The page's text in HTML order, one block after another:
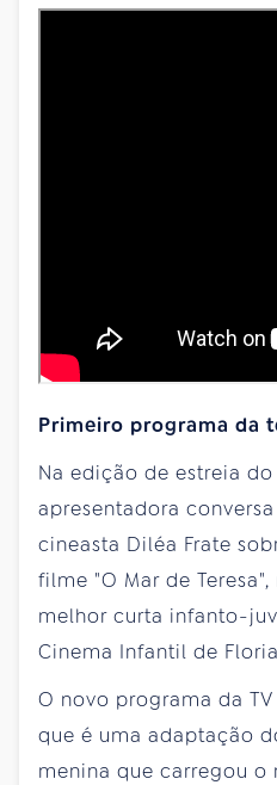
Primeiro programa da
Na edição de estreia do
apresentadora
cineasta Diléa Frate
filme "O Mar de
melhor curta infanto-
Cinema Infantil de
O novo programa da
que é uma adaptação
menina que carregou o